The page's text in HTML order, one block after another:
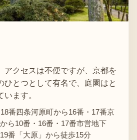
アクセスは不便ですが、京都を
ひとつとして有名で、庭園はと
ます。
番四条河原町から16番・17番京
ら10番・16番・17番市営地下
番「大原」から徒歩15分